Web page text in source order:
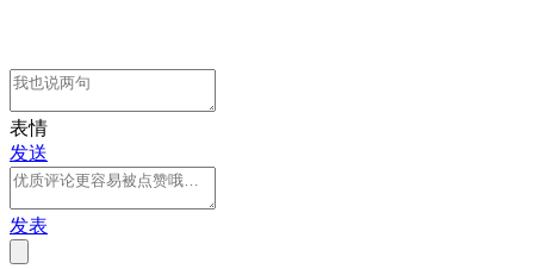
表情
发送
发表